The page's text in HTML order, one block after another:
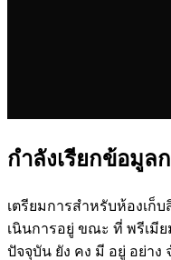
กําลังเรียกข้อมูล
เตรียมการสําหรับห้องเก็
เนินการอยู่ ขณะ ที่ พรีเมี
ปัจจุบัน ยัง คง มี อยู่ อย่าง